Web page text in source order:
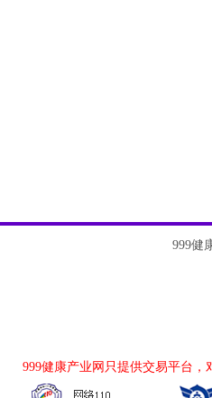
999健
999健康产业网 只提供交易平台，